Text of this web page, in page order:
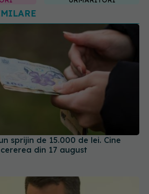
sprijin de 15.000 de lei. Cine
din 17 august